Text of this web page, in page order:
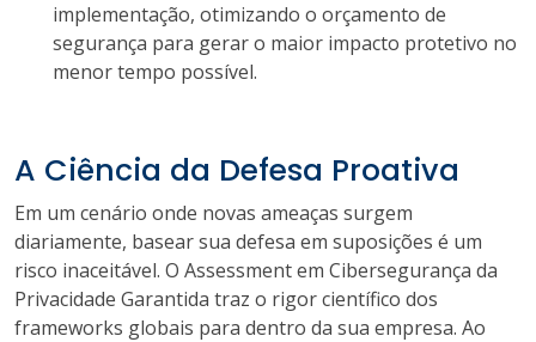
implementação, otimizando o orçamento de
segurança para gerar o maior impacto protetivo no
menor tempo possível.
A Ciência da Defesa Proativa
Em um cenário onde novas ameaças surgem
diariamente, basear sua defesa em suposições é um
risco inaceitável. O Assessment em Cibersegurança da
Privacidade Garantida traz o rigor científico dos
frameworks globais para dentro da sua empresa. Ao